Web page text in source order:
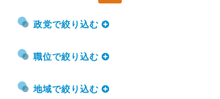
政党で絞り込む
職位で絞り込む
地域で絞り込む